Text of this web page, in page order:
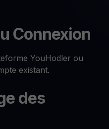
Connexion
YouHodler ou
existant.
des